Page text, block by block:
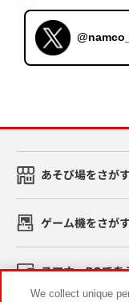
あそび場をさがす
ゲーム機をさがす
スマホ・PCであ
We collect unique